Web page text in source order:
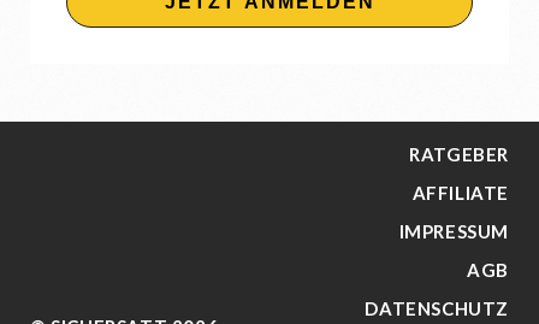
RATGEBER
AFFILIATE
IMPRESSUM
AGB
DATENSCHUTZ